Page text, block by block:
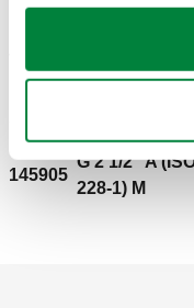
Regulacijski ventil
ispitivanje tlaka.
Maksimalni radni tlak:
medija: -10–120 °C.
145905
G 2 1/2" A
228-1) M